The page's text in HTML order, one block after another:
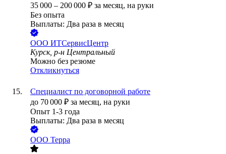
35 000 – 200 000 ₽ за месяц, на руки
Без опыта
Выплаты: Два раза в месяц
ООО ИТСервисЦентр
Курск, р-н Центральный
Можно без резюме
Откликнуться
Специалист по договорной работе
до 70 000 ₽ за месяц, на руки
Опыт 1-3 года
Выплаты: Два раза в месяц
ООО Терра